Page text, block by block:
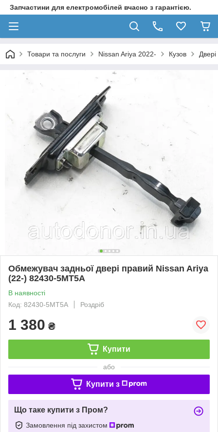
Запчастини для електромобілей вчасно з гарантією.
Товари та послуги Nissan Ariya 2022- Кузов Двері
Обмежувач задньої двері правий Nissan Ariya
(22-) 82430-5MT5A
В наявності
Код: 82430-5MT5A
Роздріб
1 380 ₴
Купити
або
Купити з
Що таке купити з Пром?
Замовлення під захистом